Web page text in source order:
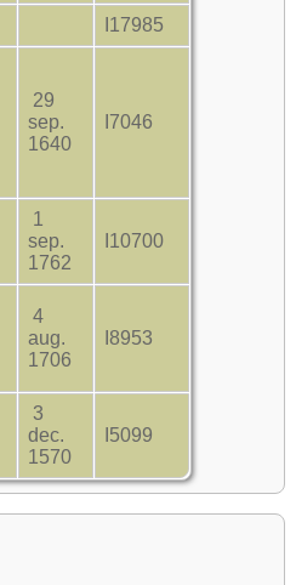
I17985
29
sep.
1640
I7046
1
sep.
1762
I10700
4
aug.
1706
I8953
3
dec.
1570
I5099